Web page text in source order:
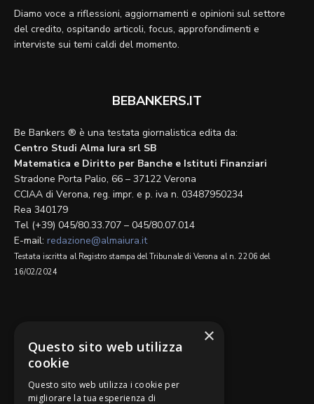
Diamo voce a riflessioni, aggiornamenti e opinioni sul settore
del credito, ospitando articoli, focus, approfondimenti e
interviste sui temi caldi del momento.
BEBANKERS.IT
Be Bankers ® è una testata giornalistica edita da:
Centro Studi Alma Iura srl SB
Matematica e Diritto per Banche e Istituti Finanziari
Stradone Porta Palio, 66 – 37122 Verona
CCIAA di Verona, reg. impr. e p. iva n. 03487950234
Rea 340179
Tel (+39) 045/80.33.707 – 045/80.07.014
E-mail: redazione@almaiura.it
Testata iscritta al Registro stampa del Tribunale di Verona al n. 2206 del
16/02/2024
×
Questo sito web utilizza
cookie
Questo sito web utilizza i cookie per
migliorare la tua esperienza di